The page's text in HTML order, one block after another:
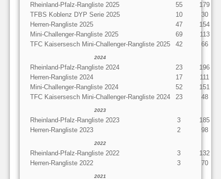
Rheinland-Pfalz-Rangliste 2025 55
179
TFBS Koblenz DYP Serie 2025
10
30
Herren-Rangliste 2025
47
154
Mini-Challenger-Rangliste 2025
69
113
TFC Kaisersesch Mini-Challenger-Rangliste 2025
42 66
2024
Rheinland-Pfalz-Rangliste 2024 23
196
Herren-Rangliste 2024
17
111
Mini-Challenger-Rangliste 2024
52
151
TFC Kaisersesch Mini-Challenger-Rangliste 2024
23 48
2023
Rheinland-Pfalz-Rangliste 2023 3
185
Herren-Rangliste 2023
2 98
2022
Rheinland-Pfalz-Rangliste 2022 3
132
Herren-Rangliste 2022
3 70
2021